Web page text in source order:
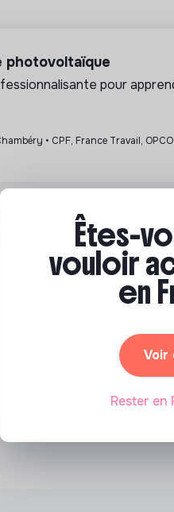
photovoltaïque
pour
• CPF, France Travail, OPCO
Êtes-
vouloir
en
Voir
Rester en